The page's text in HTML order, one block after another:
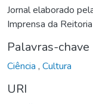
Jornal elaborado
Imprensa da
Palavras-chave
Ciência , Cultura
URI